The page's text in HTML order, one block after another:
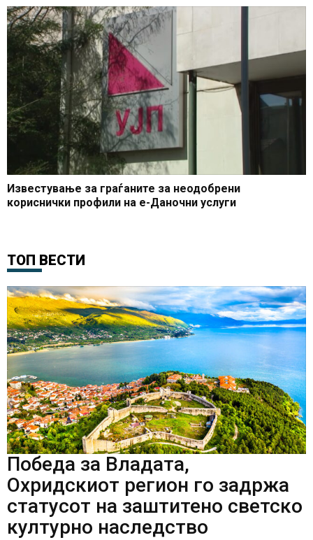
Известување за граѓаните за неодобрени
кориснички профили на е-Даночни услуги
ТОП ВЕСТИ
Победа за Владата,
Охридскиот регион го задржа
статусот на заштитено светско
културно наследство